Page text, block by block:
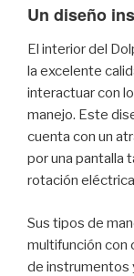
Un diseño
El interior del
la excelente
interactuar con
manejo. Este
cuenta con un
por una pantalla
rotación
Sus tipos de
multifunción con
de instrumentos